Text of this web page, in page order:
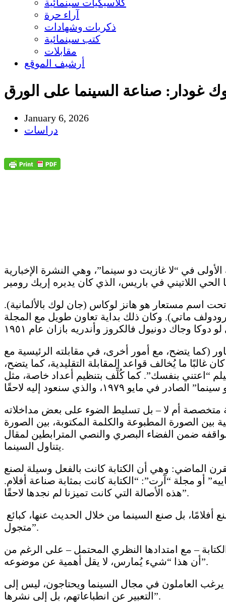
كلاسيكيات سينمائية
آراء حرة
ذكريات وشهادات
كتب سينمائية
مقابلات
أرشيف الموقع
غودار: صناعة السينما على الورق
January 6, 2026
دراسات
في “لا غازيت دو سينما”، وهي النشرة الإخبارية
هذه النشرة طويلًا – خمسة أعداد فقط – وساهم غودار بست مقالات فيها من يونيو إلى أكتوبر 1950، تحت اسم مستعار هو هانز لوكاس (جان لوك بالألمانية).
مقال عن فيلم “لا أغاني حزينة لي” لرودولف ماتي). وكان ذلك بداية تعاون طويل مع المجلة
(كما يتضح، مع أمور أخرى، في مقابلته الرئيسية مع
مع المجلة، حيث كان غالبًا ما يُخالف قواعد المقابلة التقليدية، كما يتضح،
الإجابة” على أسئلة “كاييه” في العدد ٤٠٢ (ديسمبر ١٩٨٧)، عند عرض فيلم “اعتني بنفسك”. كما كُلِّف بتنظيم أعداد خاصة، مثل
متخصصة أم لا – بل تسليط الضوء على بعض مداخلاته
بين الصورة المطبوعة والكلمة المكتوبة، بين الصورة
مواقفه ضمن الفضاء البصري والنصي المترابطين لمقال
يتناول السينما.
الماضي: وهي أن الكتابة كانت بالفعل وسيلة لصنع
أو مجلة “آرت”: “الكتابة كانت بمثابة صناعة أفلام.
هذه الأصالة التي كانت تميزنا لم نجدها لاحقًا”.
متجول”.
– مع امتدادها النظري المحتمل – على الرغم من
أن هذا “شيء يُمارس، لا يقل أهمية عن موضوعه”.
العاملون في مجال السينما ويحتاجون، ليس إلى
التعبير عن انطباعاتهم، بل إلى نشرها”.